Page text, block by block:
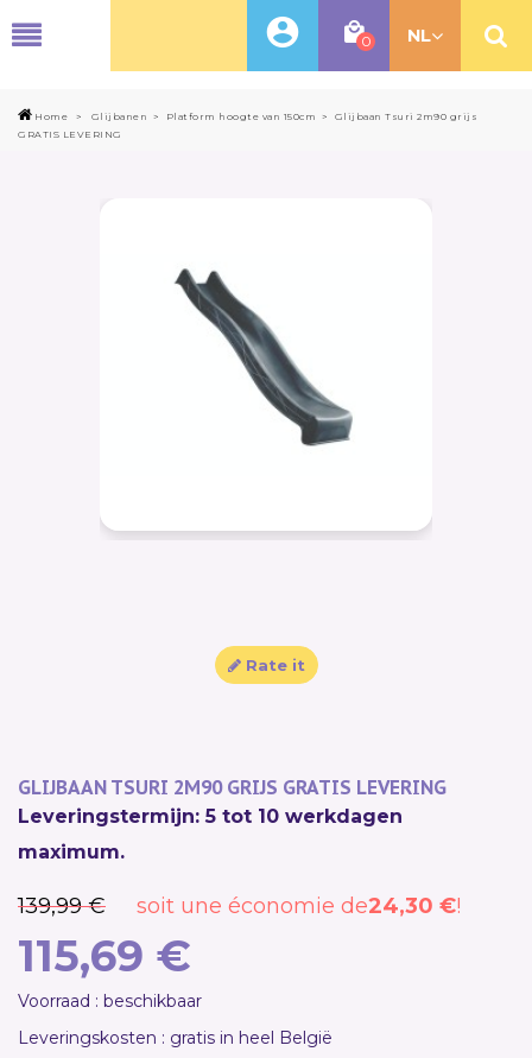
0 NL
Home > Glijbanen > Platform hoogte van 150cm >
Glijbaan Tsuri 2m90 grijs
GRATIS LEVERING
Rate it
GLIJBAAN TSURI 2M90 GRIJS GRATIS LEVERING
Leveringstermijn: 5 tot 10 werkdagen
maximum.
139,99 € soit une économie de24,30 €!
115,69 €
Voorraad : beschikbaar
Leveringskosten : gratis in heel België